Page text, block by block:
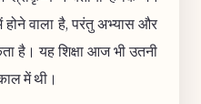
वाला है, परंतु अभ्यास और
है। यह शिक्षा आज भी उतनी
में थी।